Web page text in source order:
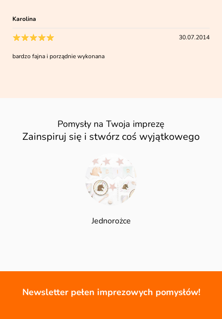
Karolina
30.07.2014
bardzo fajna i porządnie wykonana
Pomysły na Twoja imprezę
Zainspiruj się i stwórz coś wyjątkowego
Jednorożce
Newsletter pełen imprezowych pomysłów!